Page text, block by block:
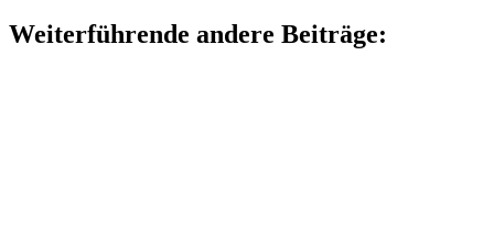
Weiterführende andere Beiträge: